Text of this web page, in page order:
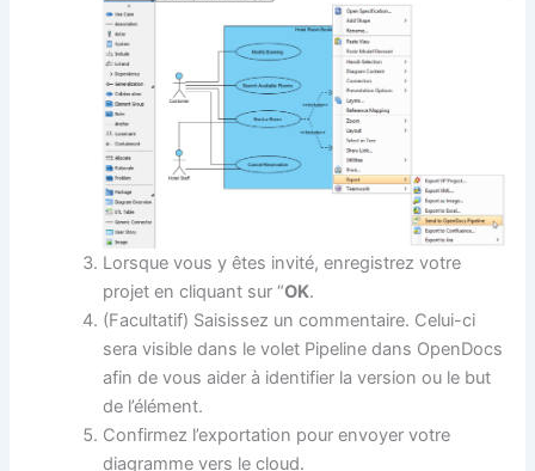
Lorsque vous y êtes invité, enregistrez votre
projet en cliquant sur “OK.
(Facultatif) Saisissez un commentaire. Celui-ci
sera visible dans le volet Pipeline dans OpenDocs
afin de vous aider à identifier la version ou le but
de l’élément.
Confirmez l’exportation pour envoyer votre
diagramme vers le cloud.